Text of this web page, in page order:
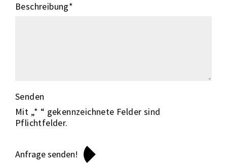
Beschreibung*
Senden
Mit „* “ gekennzeichnete Felder sind
Pflichtfelder.